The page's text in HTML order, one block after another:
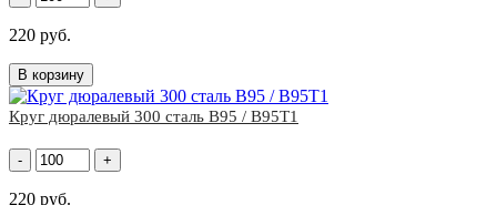
220 руб.
В корзину
Круг дюралевый 300 сталь В95 / В95Т1
- +
220 руб.